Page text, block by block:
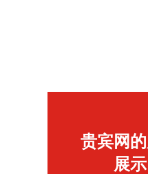
贵宾网
展示